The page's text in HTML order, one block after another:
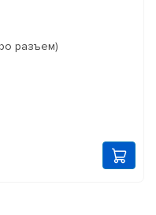
разъем)